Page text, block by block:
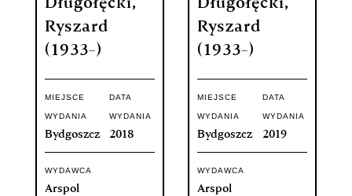
Długołęcki,
Ryszard
(1933-)
MIEJSCE
WYDANIA
Bydgoszcz
DATA
WYDANIA
2018
WYDAWCA
Arspol
Długołęcki,
Ryszard
(1933-)
MIEJSCE
WYDANIA
Bydgoszcz
DATA
WYDANIA
2019
WYDAWCA
Arspol